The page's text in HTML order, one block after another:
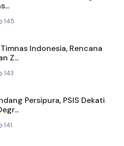
145
Indonesia, Rencana
Z...
143
Persipura, PSIS Dekati
141